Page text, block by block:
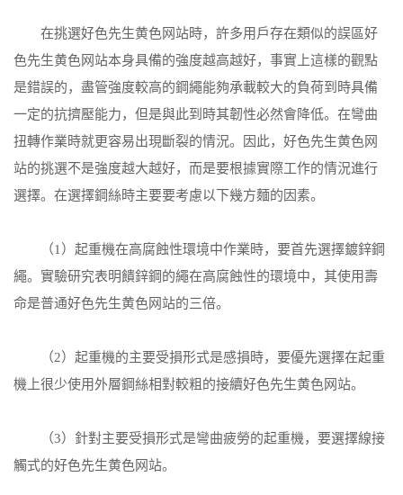
在挑選好色先生黄色网站時，許多用戶存在類似的誤區好
色先生黄色网站本身具備的強度越高越好，事實上這樣的觀點
是錯誤的，盡管強度較高的鋼繩能夠承載較大的負荷到時具備
一定的抗擠壓能力，但是與此到時其韌性必然會降低。在彎曲
扭轉作業時就更容易出現斷裂的情況。因此，好色先生黄色网
站的挑選不是強度越大越好，而是要根據實際工作的情況進行
選擇。在選擇鋼絲時主要要考慮以下幾方麵的因素。
（1）起重機在高腐蝕性環境中作業時，要首先選擇鍍鋅鋼
繩。實驗研究表明饋鋅鋼的繩在高腐蝕性的環境中，其使用壽
命是普通好色先生黄色网站的三倍。
（2）起重機的主要受損形式是感損時，要優先選擇在起重
機上很少使用外層鋼絲相對較粗的接續好色先生黄色网站。
（3）針對主要受損形式是彎曲疲勞的起重機，要選擇線接
觸式的好色先生黄色网站。